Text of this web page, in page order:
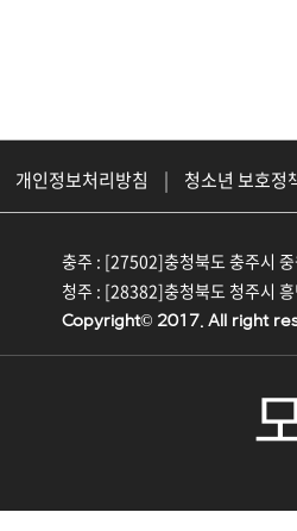
개인정보처리방침 |
청소년 보호정
충주 : [27502]충청북도 충주시
청주 : [28382]충청북도 청주시
Copyright© 2017. All right